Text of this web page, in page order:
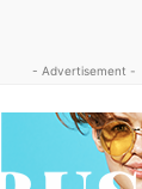
- Advertisement -